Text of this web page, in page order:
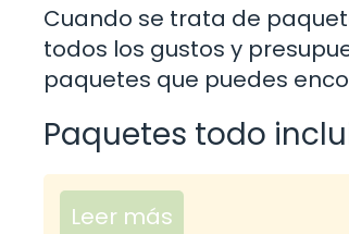
Cuando se trata de
todos los gustos y
paquetes que puedes
Paquetes todo
Leer más